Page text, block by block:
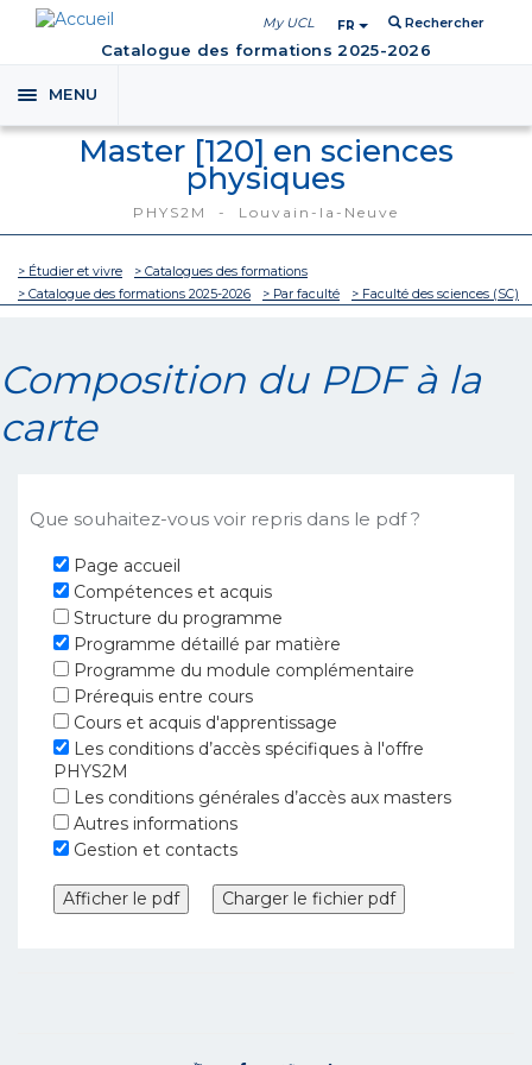
My UCL FR Rechercher
Catalogue des formations 2025-2026
Toggle
navigation
MENU
Master [120] en sciences
physiques
PHYS2M - Louvain-la-Neuve
> Étudier et vivre
> Catalogues des formations
> Catalogue des formations 2025-2026
> Par faculté > Faculté des sciences (SC)
Composition du PDF à la
carte
Que souhaitez-vous voir repris dans le pdf ?
Page accueil
Compétences et acquis
Structure du programme
Programme détaillé par matière
Programme du module complémentaire
Prérequis entre cours
Cours et acquis d'apprentissage
Les conditions d’accès spécifiques à l'offre
PHYS2M
Les conditions générales d’accès aux masters
Autres informations
Gestion et contacts